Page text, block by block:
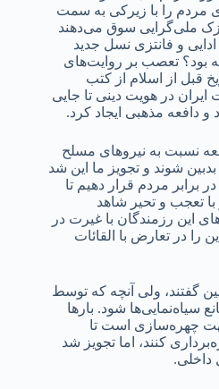
مردم را با زیرکی به سمت
ملی‌گرایی سوق می‌دهند
و فانتزی نسل جدید
بود؟ تعصب بر روایت‌های
قبل از اسلام از کتب
در هویت دینی تا جایی
دافعه مذهبی ایجاد کرد.
نسبت به نیروهای مسلح
شوند و تجویز ما این شد
برابر مردم قرار دهیم تا
تعجب و تحیر شاهد
این رزمندگان با غیرت در
را در تعارض با القائات
گفتند، ولی آنچه که توسط
سیاه‌نمایی‌ها شود. بارها
چهره‌سازی است تا
کنند، اما تجویز شد
داخلی.